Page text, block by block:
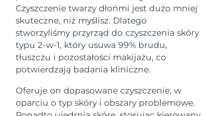
Czyszczenie twarzy dłońmi jest dużo mniej
skuteczne, niż myślisz. Dlatego
stworzyliśmy przyrząd do czyszczenia skóry
typu 2-w-1, który usuwa 99% brudu,
tłuszczu i pozostałości makijażu, co
potwierdzają badania kliniczne.
Oferuje on dopasowane czyszczenie, w
oparciu o typ skóry i obszary problemowe.
LUNA™ 4 Plus
Massage, LED heating
For men, anti-aging massage
BEAR™ 2 go
Microcurrent toning on-the-go
Microcurrent line smoothing device
Nawilżenie
UFO™ 3 zestaw
Deep facial hydration
UFO™ 3 LED
Near-infrared and red light therapy
device
Pielęgnacja jamy
ustnej
issa™ 4
Hybrid silicone sonic toothbrush
issa™ 4 plus
Smart hybrid silicone sonic toothbrush
FAQ™ ZABIEG ANTI-AGING
Anti-aging Zabiegi LED
Belgia
Oczekiwany czas dostawy
8/10/26
Bermudy
Oczekiwany czas dostawy
Hercegowina
8/13/26
Oczekiwany czas dostawy